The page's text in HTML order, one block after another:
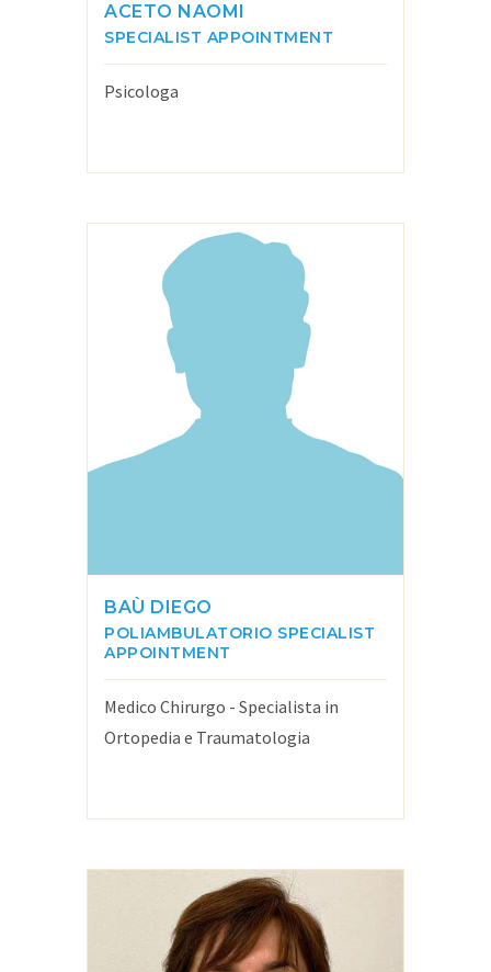
ACETO NAOMI
SPECIALIST APPOINTMENT
Psicologa
BAÙ DIEGO
POLIAMBULATORIO SPECIALIST
APPOINTMENT
Medico Chirurgo - Specialista in
Ortopedia e Traumatologia